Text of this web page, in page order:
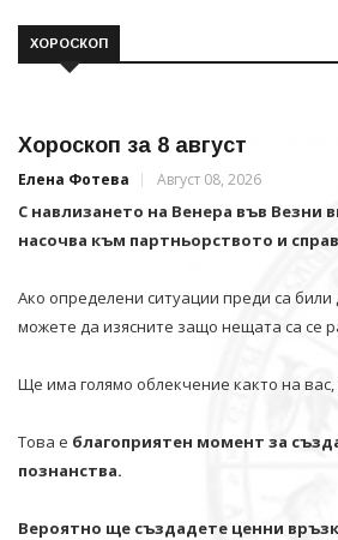
ХОРОСКОП
Хороскоп за 8 август
Елена Фотева Август 08, 2026
С навлизането на Венера във Везни
насочва към партньорството и
Ако определени ситуации преди са били
можете да изясните защо нещата са се
Ще има голямо облекчение както на вас,
Това е благоприятен момент за
познанства.
Вероятно ще създадете ценни